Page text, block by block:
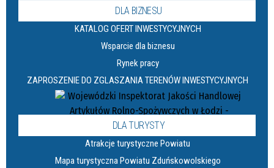
DLA BIZNESU
KATALOG OFERT INWESTYCYJNYCH
Wsparcie dla biznesu
Rynek pracy
ZAPROSZENIE DO ZGLASZANIA TERENÓW INWESTYCYJNYCH
DLA TURYSTY
Atrakcje turystyczne Powiatu
Mapa turystyczna Powiatu Zduńskowolskiego